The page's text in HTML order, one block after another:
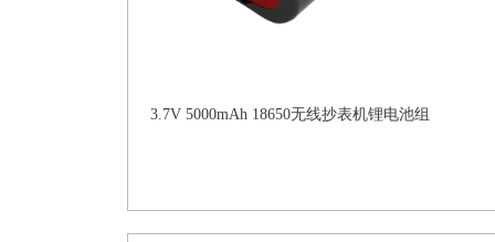
3.7V 5000mAh 18650无线抄表机锂电池组